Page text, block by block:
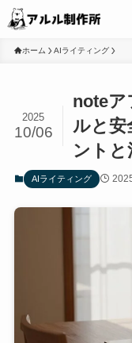
ホーム AIライティング
noteア
ルと安
ントと
2025
10/06
AIライティング